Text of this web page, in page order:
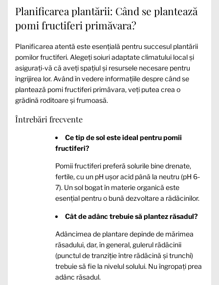
Planificarea plantării: Când se plantează
pomi fructiferi primăvara?
Planificarea atentă este esențială pentru succesul plantării
pomilor fructiferi. Alegeți soiuri adaptate climatului local și
asigurați-vă că aveți spațiul și resursele necesare pentru
îngrijirea lor. Având în vedere informațiile despre când se
plantează pomi fructiferi primăvara, veți putea crea o
grădină roditoare și frumoasă.
Întrebări frecvente
Ce tip de sol este ideal pentru pomii
fructiferi?
Pomii fructiferi preferă solurile bine drenate,
fertile, cu un pH ușor acid până la neutru (pH 6-
7). Un sol bogat în materie organică este
esențial pentru o bună dezvoltare a rădăcinilor.
Cât de adânc trebuie să plantez răsadul?
Adâncimea de plantare depinde de mărimea
răsadului, dar, în general, gulerul rădăcinii
(punctul de tranziție între rădăcină și trunchi)
trebuie să fie la nivelul solului. Nu îngropați prea
adânc răsadul.